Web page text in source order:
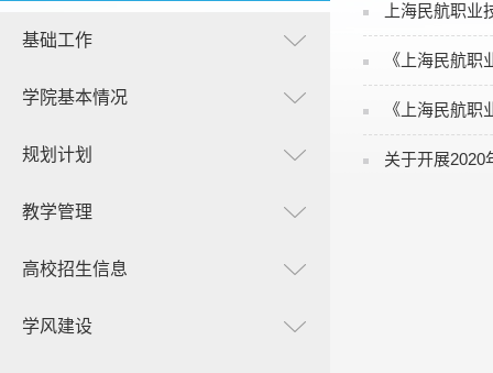
基础工作
学院基本情况
规划计划
教学管理
高校招生信息
学风建设
上海民航职
《上海民航
《上海民航
关于开展2020